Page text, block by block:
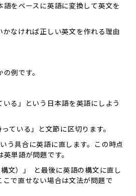
をベースに英語に変換して英文を
かなければ正しい英文を作れる理由
例です。
いる」という日本語を英語にしよう
ている」と文節に区切ります。
う具合に英語に直します。この時点
単語が問題です。
文）」 と最後に英語の構文に直し
こで直せない場合は文法が問題で